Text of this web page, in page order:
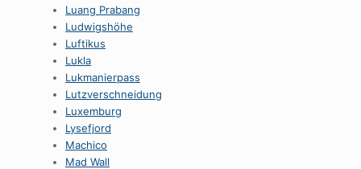
Luang Prabang
Ludwigshöhe
Luftikus
Lukla
Lukmanierpass
Lutzverschneidung
Luxemburg
Lysefjord
Machico
Mad Wall